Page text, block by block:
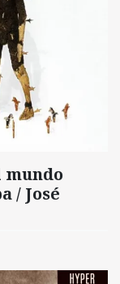
mundo
/ José